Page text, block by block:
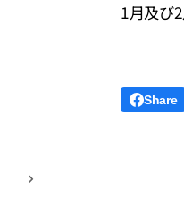
1月及び
Share